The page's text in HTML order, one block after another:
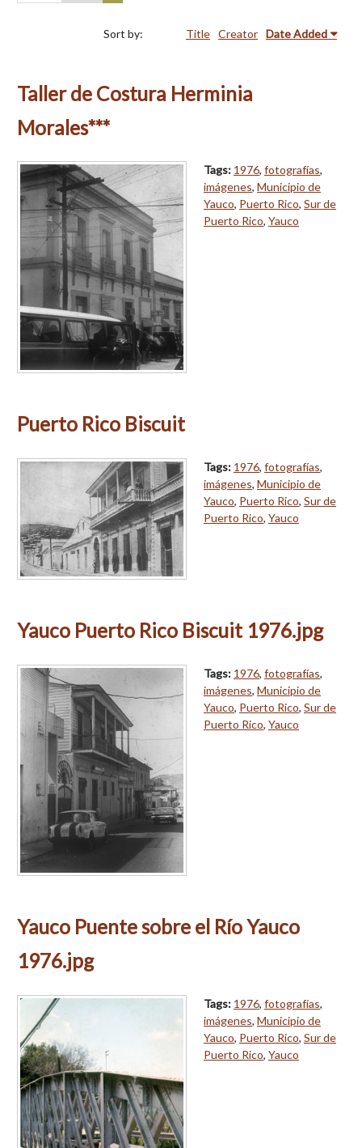
Sort by: Title Creator Date Added
Taller de Costura Herminia
Morales***
Tags: 1976, fotografías,
imágenes, Municipio de
Yauco, Puerto Rico, Sur de
Puerto Rico, Yauco
Puerto Rico Biscuit
Tags: 1976, fotografías,
imágenes, Municipio de
Yauco, Puerto Rico, Sur de
Puerto Rico, Yauco
Yauco Puerto Rico Biscuit 1976.jpg
Tags: 1976, fotografías,
imágenes, Municipio de
Yauco, Puerto Rico, Sur de
Puerto Rico, Yauco
Yauco Puente sobre el Río Yauco
1976.jpg
Tags: 1976, fotografías,
imágenes, Municipio de
Yauco, Puerto Rico, Sur de
Puerto Rico, Yauco